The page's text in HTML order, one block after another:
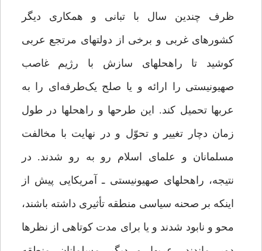
ظرف چندین سال با تبانی و همکاری دیگر
کشورهای غربی و برخی از دولت‏های مرتجع عربی
کوشید تا راه‏حل‏های سازش با رژیم غاصب
صهیونیستی را ارائه و یا صلح یک‌طرفه‌ای را به
عرب‏ها تحمیل کند. این طرح‏ها و راه‏حل‏ها در طول
زمان دچار تغییر و تحوّل و در نهایت با مخالفت
مسلمانان و علمای اسلام رو به رو شدند. در
نتیجه، راه‏حل‏های صهیونیستی ـ آمریکایی پیش از
اینکه بر صحنه‏ سیاسی منطقه تأثیری داشته باشند،
محو و نابود شدند و یا برای مدت کوتاهی از نظرها